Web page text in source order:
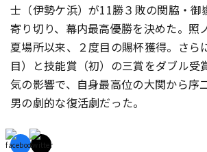
士（伊勢ケ浜）が11勝３敗の関脇・御
寄り切り、幕内最高優勝を決めた。照
夏場所以来、２度目の賜杯獲得。さら
目）と技能賞（初）の三賞をダブル受
気の影響で、自身最高位の大関から序
男の劇的な復活劇だった。